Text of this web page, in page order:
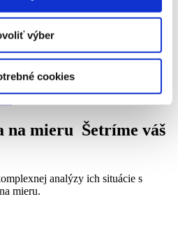
výber
cookies
Bezplatná služba
a získajte predstavu o cene
na mieru Šetríme váš
analýzy ich situácie s
mieru.